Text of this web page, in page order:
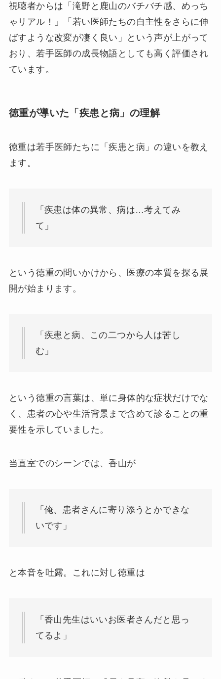
視聴者からは「滝野と鹿山のバチバチ感、めっち
ゃリアル！」「若い医師たちの自主性をさらに伸
ばすような改変が凄く良い」という声が上がって
おり、若手医師の成長物語としても高く評価され
ています。
徳重が導いた「疾患と病」の理解
徳重は若手医師たちに「疾患と病」の違いを教え
ます。
「疾患は体の異常、病は…考えてみ
て」
という徳重の問いかけから、医療の本質を探る展
開が始まります。
「疾患と病、この二つから人は苦し
む」
という徳重の言葉は、単に身体的な症状だけでな
く、患者の心や生活背景まで含めて診ることの重
要性を示していました。
当直室でのシーンでは、香山が
「俺、患者さんに寄り添うとかできな
いです」
と本音を吐露。これに対し徳重は
「香山先生はいいお医者さんだと思っ
てるよ」